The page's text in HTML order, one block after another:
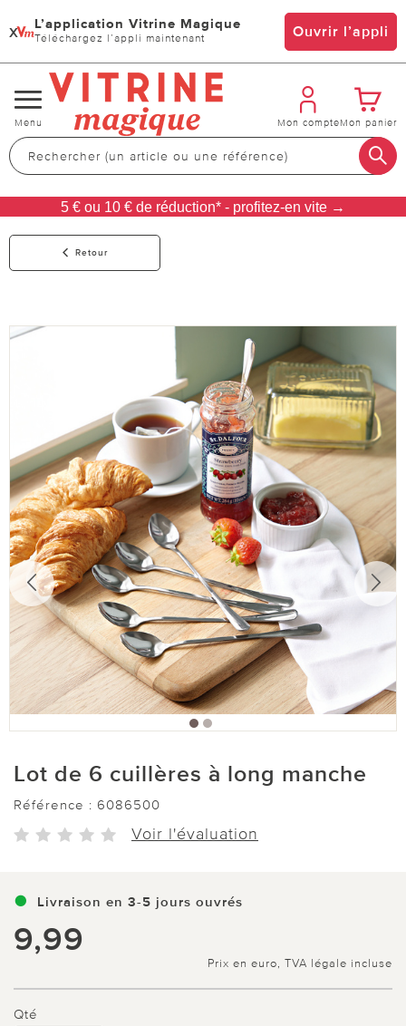
x L’application Vitrine Magique
Téléchargez l’appli maintenant Ouvrir l’appli
Changer
de
navigation
Menu Mon compteMon panier
5 € ou 10 € de réduction* - profitez-en vite →
Retour
Lot de 6 cuillères à long manche
Référence : 6086500
Voir l'évaluation
Livraison en 3-5 jours ouvrés
9,99
Prix en euro, TVA légale incluse
Qté